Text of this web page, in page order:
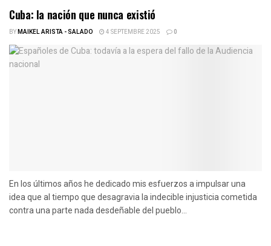
Cuba: la nación que nunca existió
BYMAIKEL ARISTA - SALADO 4 SEPTEMBRE 2025 0
En los últimos años he dedicado mis esfuerzos a impulsar una
idea que al tiempo que desagravia la indecible injusticia cometida
contra una parte nada desdeñable del pueblo...